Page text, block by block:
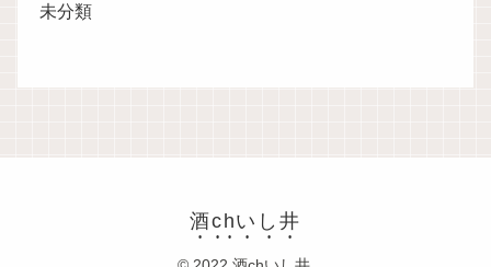
未分類
酒chいし井